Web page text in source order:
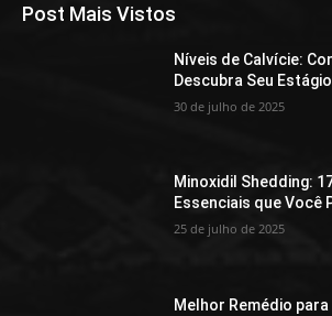
Post Mais Vistos
Níveis de Calvície:
Descubra Seu
30 de julho de 2025
Minoxidil Shedding:
Essenciais que Você
25 de julho de 2025
Melhor Remédio